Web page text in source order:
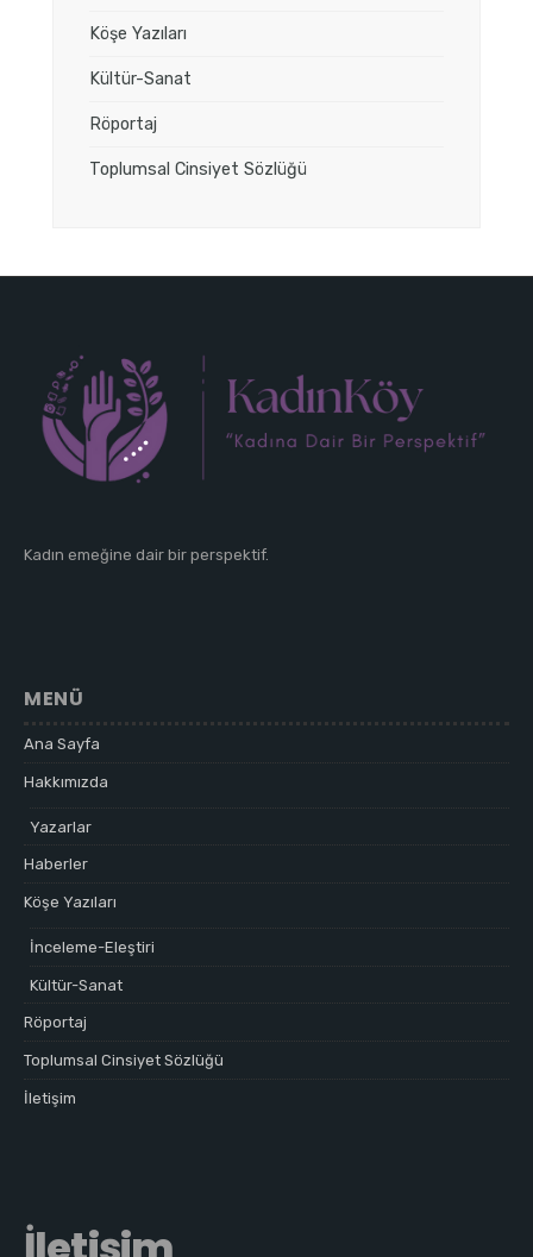
Köşe Yazıları
Kültür-Sanat
Röportaj
Toplumsal Cinsiyet Sözlüğü
Kadın emeğine dair bir perspektif.
MENÜ
Ana Sayfa
Hakkımızda
Yazarlar
Haberler
Köşe Yazıları
İnceleme-Eleştiri
Kültür-Sanat
Röportaj
Toplumsal Cinsiyet Sözlüğü
İletişim